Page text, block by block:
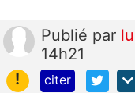
Publié par
14h21
!
citer